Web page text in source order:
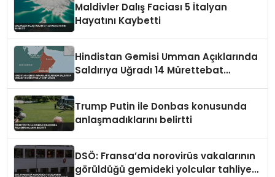
Maldivler Dalış Faciası 5 İtalyan
Hayatını Kaybetti
Hindistan Gemisi Umman Açıklarında
Saldırıya Uğradı 14 Mürettebat
Trump Putin ile Donbas konusunda
anlaşmadıklarını belirtti
DSÖ: Fransa’da norovirüs vakalarının
görüldüğü gemideki yolcular tahliye